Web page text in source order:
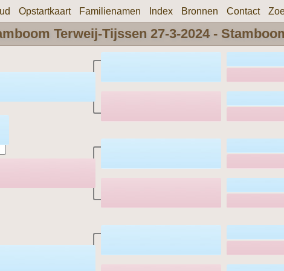
Opstartkaart Familienamen Index Bronnen Contact
Terweij-Tijssen 27-3-2024 -